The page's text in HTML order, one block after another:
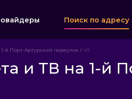
Поиск по адресу
1-й Порт-Артурский переулок 49
и ТВ на 1-й